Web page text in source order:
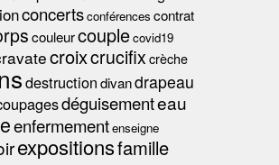
concertsconférences contrat
couleurcouplecovid19
croixcrucifixcrèche
destructiondivandrapeau
déguisementeau
enfermementenseigne
expositionsfamille